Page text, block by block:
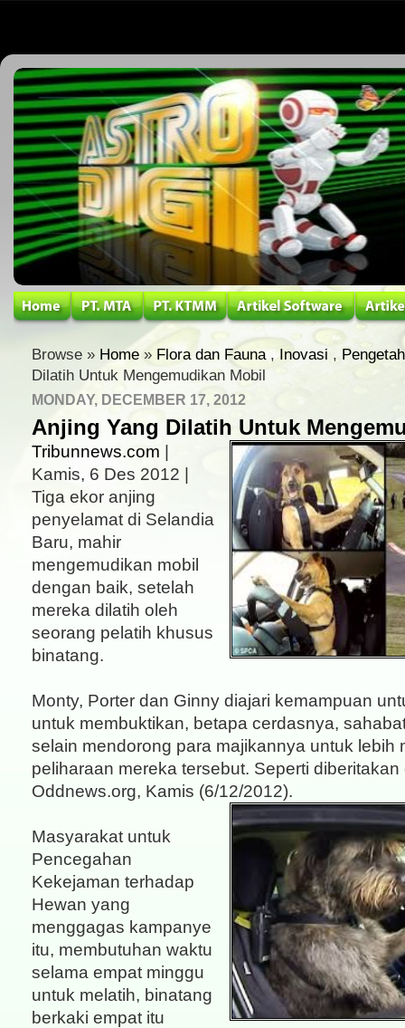
Browse » Home » Flora dan Fauna,Inovasi ,
Dilatih Untuk Mengemudikan Mobil
MONDAY, DECEMBER 17, 2012
Anjing Yang Dilatih Untuk
Tribunnews.com |
Kamis, 6 Des 2012 |
Tiga ekor anjing
penyelamat di Selandia
Baru, mahir
mengemudikan mobil
dengan baik, setelah
mereka dilatih oleh
seorang pelatih khusus
binatang.
Monty, Porter dan Ginny diajari kemampuan
untuk membuktikan, betapa cerdasnya,
selain mendorong para majikannya untuk lebih
peliharaan mereka tersebut. Seperti diberitakan
Oddnews.org, Kamis (6/12/2012).
Masyarakat untuk
Pencegahan
Kekejaman terhadap
Hewan yang
menggagas kampanye
itu, membutuhan waktu
selama empat minggu
untuk melatih, binatang
berkaki empat itu